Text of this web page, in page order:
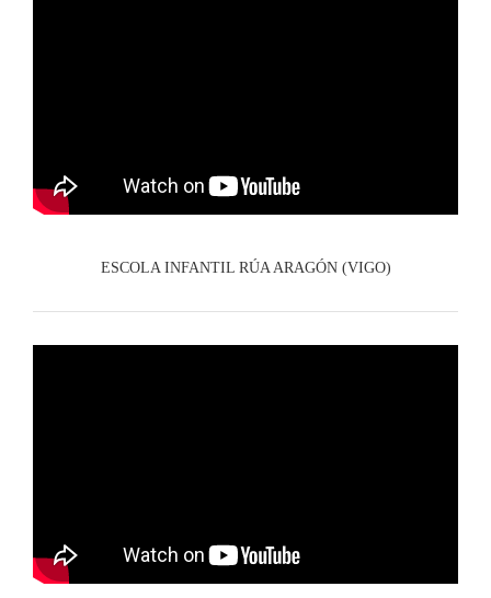
ESCOLA INFANTIL RÚA ARAGÓN (VIGO)